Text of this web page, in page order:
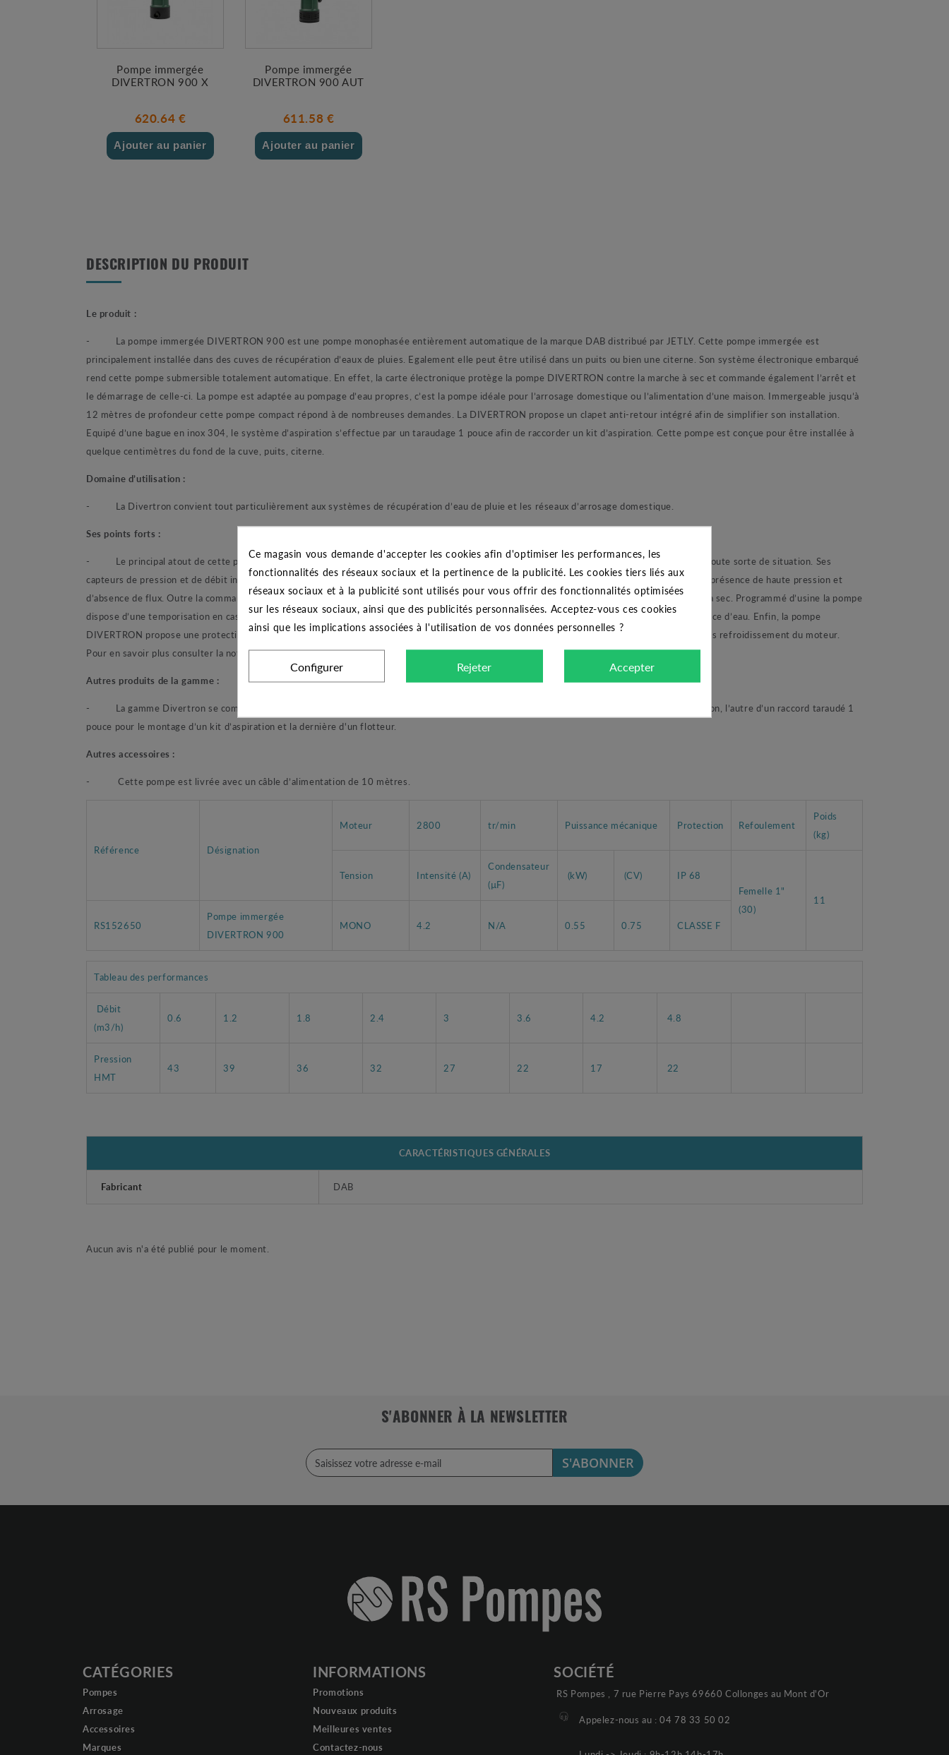
Pompe immergée
DIVERTRON 900 X
620.64 €
Ajouter au panier
Pompe immergée
DIVERTRON 900 AUT
611.58 €
Ajouter au panier
DESCRIPTION DU PRODUIT
Le produit :
- La pompe immergée DIVERTRON 900 est une pompe monophasée entièrement automatique de la marque DAB distribué par JETLY. Cette pompe immergée est
principalement installée dans des cuves de récupération d’eaux de pluies. Egalement elle peut être utilisé dans un puits ou bien une citerne. Son système électronique embarqué
rend cette pompe submersible totalement automatique. En effet, la carte électronique protège la pompe DIVERTRON contre la marche à sec et commande également l’arrêt et
le démarrage de celle-ci. La pompe est adaptée au pompage d’eau propres, c’est la pompe idéale pour l’arrosage domestique ou l’alimentation d’une maison. Immergeable jusqu’à
12 mètres de profondeur cette pompe compact répond à de nombreuses demandes. La DIVERTRON propose un clapet anti-retour intégré afin de simplifier son installation.
Equipé d’une bague en inox 304, le système d’aspiration s’effectue par un taraudage 1 pouce afin de raccorder un kit d’aspiration. Cette pompe est conçue pour être installée à
quelque centimètres du fond de la cuve, puits, citerne.
Domaine d’utilisation :
- La Divertron convient tout particulièrement aux systèmes de récupération d’eau de pluie et les réseaux d’arrosage domestique.
Ses points forts :
- Le principal atout de cette pompe immergée automatique est son dispositif électronique. En effet, cette pompe intelligente s’adapte à toute sorte de situation. Ses
capteurs de pression et de débit intégrés permettent le démarrage de la pompe en cas d’absence de pression et arrête la pompe immergée en présence de haute pression et
d’absence de flux. Outre la commande automatique de la pompe, le système de la carte électronique protège la DIVERTRON contre la marche à sec. Programmé d’usine la pompe
dispose d’une temporisation en cas de manque d’eau, elle effectue de multiple tentative de mise en route afin de détecter une nouvelle présence d’eau. Enfin, la pompe
DIVERTRON propose une protection thermique incorporé, la protection intervient automatiquement et arrête la pompe puis la redémarre après refroidissement du moteur.
Pour en savoir plus consulter la notice de mise en service téléchargeable.
Autres produits de la gamme :
- La gamme Divertron se compose de 3 types de pompes : Le modèle classique, X et Automatique, l’une composé d’une crépine d’aspiration, l’autre d’un raccord taraudé 1
pouce pour le montage d’un kit d’aspiration et la dernière d'un flotteur.
Autres accessoires :
- Cette pompe est livrée avec un câble d’alimentation de 10 mètres.
Référence Désignation
Moteur 2800 tr/min Puissance mécanique Protection Refoulement
Poids
(kg)
Tension Intensité (A)
Condensateur
(µF)
(kW) (CV)
IP 68
Femelle 1"
(30)
11
RS152650
Pompe immergée
DIVERTRON 900
MONO 4.2 N/A 0.55 0.75 CLASSE F
Tableau des performances
Débit
(m3/h)
0.6 1.2 1.8 2.4 3 3.6 4.2 4.8
Pression
HMT
43 39 36 32 27 22 17 22
CARACTÉRISTIQUES GÉNÉRALES
Fabricant DAB
Aucun avis n'a été publié pour le moment.
S'ABONNER À LA NEWSLETTER
S'ABONNER
CATÉGORIES
Pompes
Arrosage
Accessoires
Marques
INFORMATIONS
Promotions
Nouveaux produits
Meilleures ventes
Contactez-nous
SOCIÉTÉ
RS Pompes , 7 rue Pierre Pays 69660 Collonges au Mont d'Or
Appelez-nous au :04 78 33 50 02
Ce magasin vous demande d'accepter les cookies afin d'optimiser les performances, les
fonctionnalités des réseaux sociaux et la pertinence de la publicité. Les cookies tiers liés aux
réseaux sociaux et à la publicité sont utilisés pour vous offrir des fonctionnalités optimisées
sur les réseaux sociaux, ainsi que des publicités personnalisées. Acceptez-vous ces cookies
ainsi que les implications associées à l'utilisation de vos données personnelles ?
Configurer Rejeter Accepter